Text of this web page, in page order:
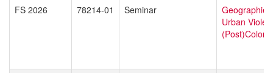
FS 2026 78214-01 Seminar
Urban